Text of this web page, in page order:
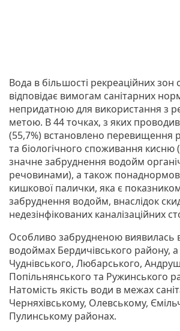
Вода в більшості рекреаційних зон
відповідає вимогам санітарних
непридатною для використання з
метою. В 44 точках, з яких
(55,7%) встановлено перевищення
та біологічного споживання кисню
значне забруднення водойм
речовинами), а також
кишкової палички, яка є
забруднення водойм, внаслідок
недезінфікованих каналізаційних
Особливо забрудненою виявилась
водоймах Бердичівського району,
Чуднівського, Любарського,
Попільнянського та Ружинського
Натомість якість води в межах
Черняхівському, Олевському,
Пулинському районах.